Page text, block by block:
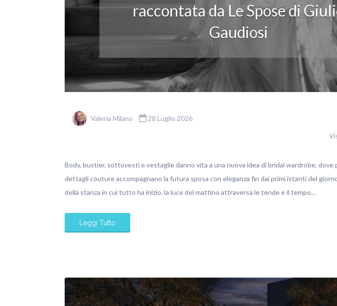
raccontata da Le Spose di
Gaudiosi
Valeria Milano 28 Luglio 2026
Body, bustier, sottovesti e vestaglie danno vita a una nuova idea di bridal wardrobe, dove
dettagli couture accompagnano la futura sposa con eleganza fin dai primi istanti del
della stanza in cui tutto ha inizio, la luce del mattino attraversa le tende e il tempo…
Leggi Tutto